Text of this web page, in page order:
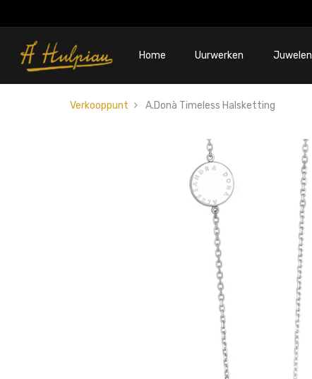
Home Uurwerken Juwelen
Verkooppunt A.Donà Timeless Halsketting